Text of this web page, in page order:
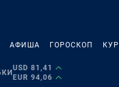
АФИША ГОРОСКОП
USD 81,41
EUR 94,06